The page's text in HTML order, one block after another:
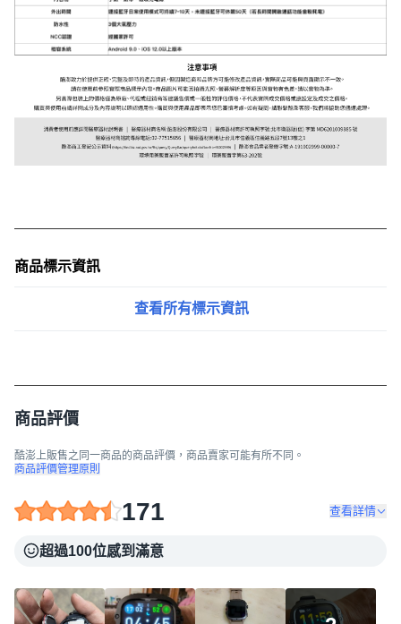
商品標示資訊
查看所有標示資訊
商品評價
酷澎上販售之同一商品的商品評價，商品賣家可能有所不同。
商品評價管理原則
171 查看詳情
超過100位感到滿意